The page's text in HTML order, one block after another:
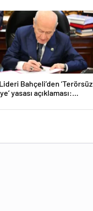
Bahçeli’den ‘Terörsüz
yasası açıklaması: